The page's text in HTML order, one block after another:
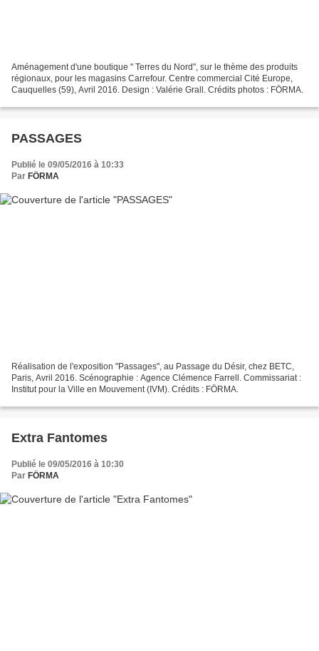
Aménagement d'une boutique " Terres du Nord", sur le thème des produits
régionaux, pour les magasins Carrefour. Centre commercial Cité Europe,
Cauquelles (59), Avril 2016. Design : Valérie Grall. Crédits photos : FÖRMA.
PASSAGES
Publié le 09/05/2016 à 10:33
Par FÖRMA
Réalisation de l'exposition "Passages", au Passage du Désir, chez BETC,
Paris, Avril 2016. Scénographie : Agence Clémence Farrell. Commissariat :
Institut pour la Ville en Mouvement (IVM). Crédits : FÖRMA.
Extra Fantomes
Publié le 09/05/2016 à 10:30
Par FÖRMA